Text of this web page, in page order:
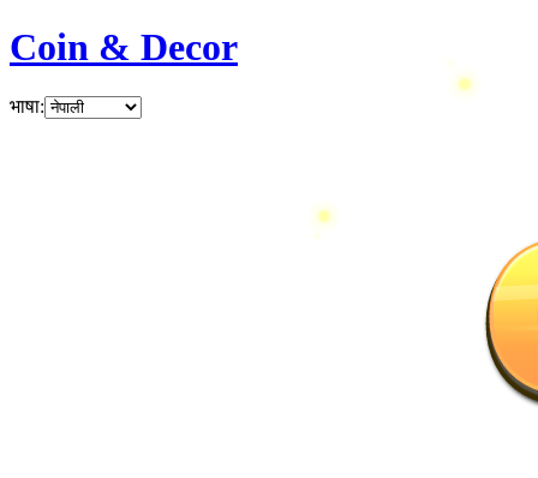
Coin & Decor
भाषा: